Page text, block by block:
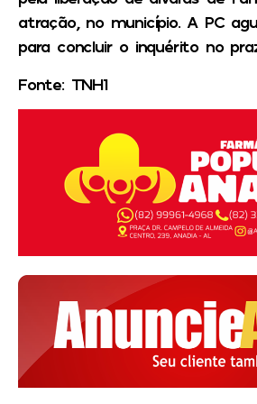
atração, no município. A PC
para concluir o inquérito no
Fonte: TNH1